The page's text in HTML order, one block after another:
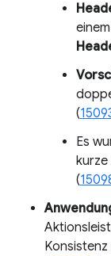
(
Es
(